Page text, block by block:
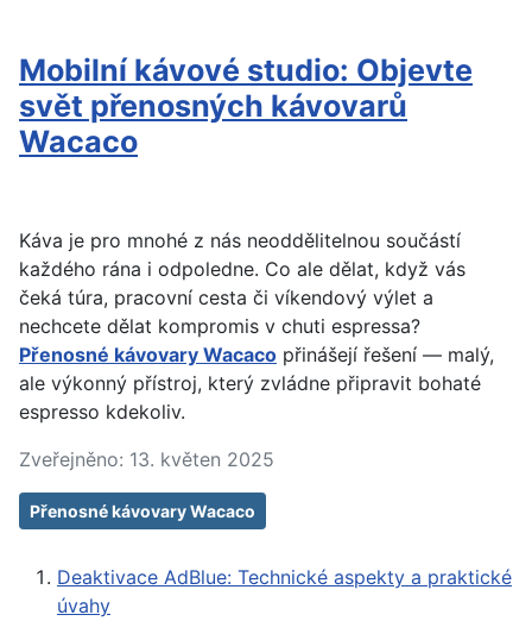
Mobilní kávové studio: Objevte
svět přenosných kávovarů
Wacaco
Káva je pro mnohé z nás neoddělitelnou součástí
každého rána i odpoledne. Co ale dělat, když vás
čeká túra, pracovní cesta či víkendový výlet a
nechcete dělat kompromis v chuti espressa?
Přenosné kávovary Wacaco přinášejí řešení — malý,
ale výkonný přístroj, který zvládne připravit bohaté
espresso kdekoliv.
Zveřejněno: 13. květen 2025
Přenosné kávovary Wacaco
Deaktivace AdBlue: Technické aspekty a praktické
úvahy